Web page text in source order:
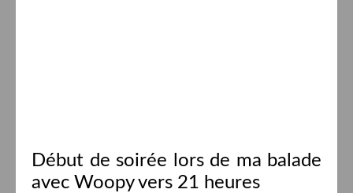
Début de soirée lors de ma balade
avec Woopy vers 21 heures